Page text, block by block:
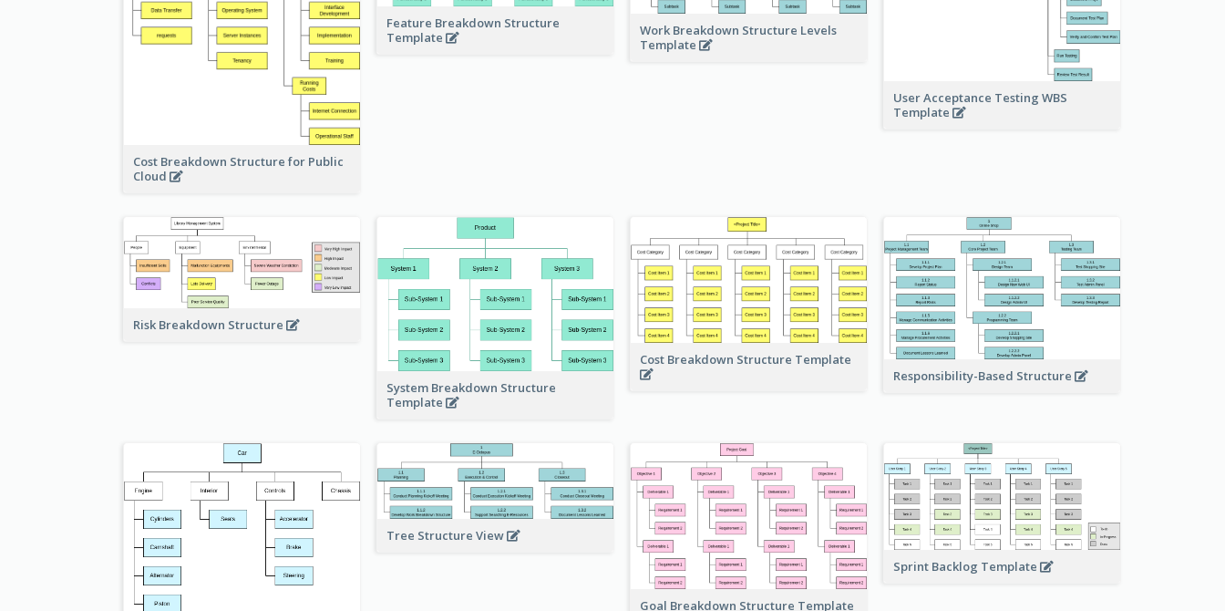
Cost Breakdown Structure for Public
Cloud
Feature Breakdown Structure
Template
Work Breakdown Structure Levels
Template
User Acceptance Testing WBS
Template
Risk Breakdown Structure
System Breakdown Structure
Template
Cost Breakdown Structure Template
Responsibility-Based Structure
Tree Structure View
Goal Breakdown Structure Template
Sprint Backlog Template